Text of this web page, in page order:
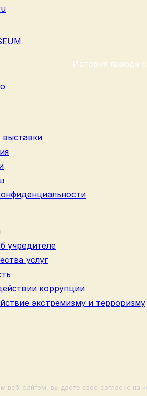
История города
учредителе
услуг
коррупции
экстремизму и терроризму
веб-сайтом, вы даете свое согласие на